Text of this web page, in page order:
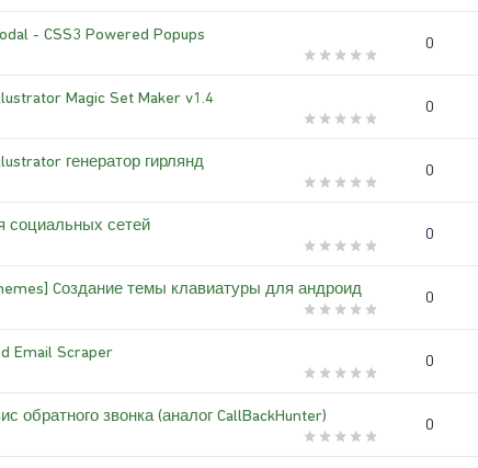
- CSS3 Powered Popups 0
Magic Set Maker v1.4 0
генератор гирлянд 0
социальных сетей 0
Cоздание темы клавиатуры для андроид 0
Email Scraper 0
обратного звонка (аналог CallBackHunter) 0